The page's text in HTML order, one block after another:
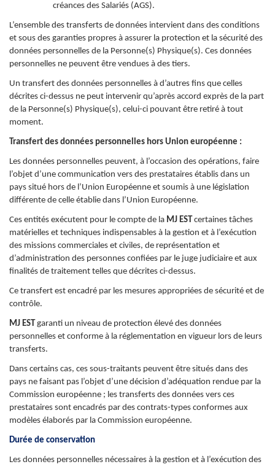
créances des Salariés (AGS).
L’ensemble des transferts de données intervient dans des conditions
et sous des garanties propres à assurer la protection et la sécurité des
données personnelles de la Personne(s) Physique(s). Ces données
personnelles ne peuvent être vendues à des tiers.
Un transfert des données personnelles à d’autres fins que celles
décrites ci-dessus ne peut intervenir qu’après accord exprès de la part
de la Personne(s) Physique(s), celui-ci pouvant être retiré à tout
moment.
Transfert des données personnelles hors Union européenne :
Les données personnelles peuvent, à l’occasion des opérations, faire
l’objet d’une communication vers des prestataires établis dans un
pays situé hors de l’Union Européenne et soumis à une législation
différente de celle établie dans l’Union Européenne.
Ces entités exécutent pour le compte de la MJ ESTcertaines tâches
matérielles et techniques indispensables à la gestion et à l’exécution
des missions commerciales et civiles, de représentation et
d’administration des personnes confiées par le juge judiciaire et aux
finalités de traitement telles que décrites ci-dessus.
Ce transfert est encadré par les mesures appropriées de sécurité et de
contrôle.
MJ ESTgaranti un niveau de protection élevé des données
personnelles et conforme à la réglementation en vigueur lors de leurs
transferts.
Dans certains cas, ces sous-traitants peuvent être situés dans des
pays ne faisant pas l’objet d’une décision d’adéquation rendue par la
Commission européenne ; les transferts des données vers ces
prestataires sont encadrés par des contrats-types conformes aux
modèles élaborés par la Commission européenne.
Durée de conservation
Les données personnelles nécessaires à la gestion et à l’exécution des